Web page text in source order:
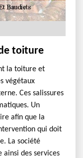
toiture
la toiture et
végétaux
Ces salissures
Un
afin que la
qui doit
La société
ainsi des services